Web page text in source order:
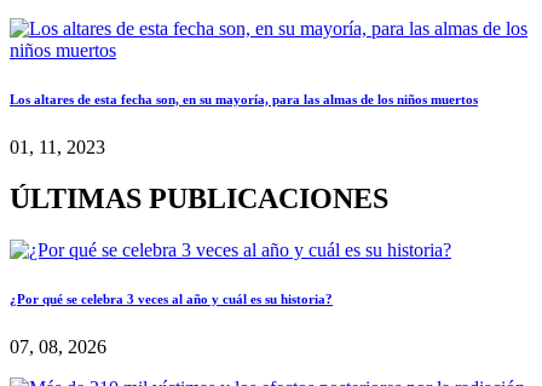
Los altares de esta fecha son, en su mayoría, para las almas de los niños muertos
01, 11, 2023
ÚLTIMAS PUBLICACIONES
¿Por qué se celebra 3 veces al año y cuál es su historia?
07, 08, 2026